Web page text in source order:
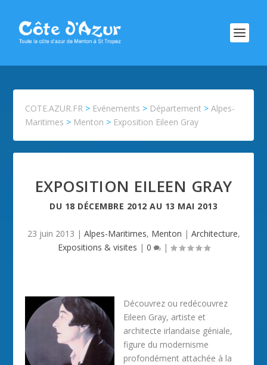
COTE.AZUR.FR > Evénements > Département >Alpes-
Maritimes > Menton > Exposition Eileen Gray
EXPOSITION EILEEN GRAY
DU 18 DÉCEMBRE 2012 AU 13 MAI 2013
23 juin 2013 | Alpes-Maritimes, Menton | Architecture,
Expositions & visites | 0 |
Découvrez ou redécouvrez
Eileen Gray, artiste et
architecte irlandaise géniale,
figure du modernisme
profondément attachée à la